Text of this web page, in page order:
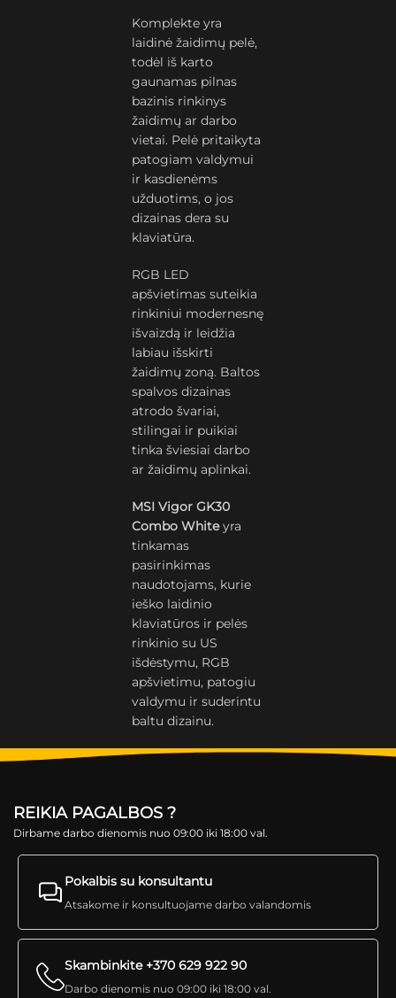
Komplekte yra
laidinė žaidimų pelė,
todėl iš karto
gaunamas pilnas
bazinis rinkinys
žaidimų ar darbo
vietai. Pelė pritaikyta
patogiam valdymui
ir kasdienėms
užduotims, o jos
dizainas dera su
klaviatūra.
RGB LED
apšvietimas suteikia
rinkiniui modernesnę
išvaizdą ir leidžia
labiau išskirti
žaidimų zoną. Baltos
spalvos dizainas
atrodo švariai,
stilingai ir puikiai
tinka šviesiai darbo
ar žaidimų aplinkai.
MSI Vigor GK30
Combo Whiteyra
tinkamas
pasirinkimas
naudotojams, kurie
ieško laidinio
klaviatūros ir pelės
rinkinio su US
išdėstymu, RGB
apšvietimu, patogiu
valdymu ir suderintu
baltu dizainu.
REIKIA PAGALBOS ?
Dirbame darbo dienomis nuo 09:00 iki 18:00 val.
Pokalbis su konsultantu
Atsakome ir konsultuojame darbo valandomis
Skambinkite +370 629 922 90
Darbo dienomis nuo 09:00 iki 18:00 val.